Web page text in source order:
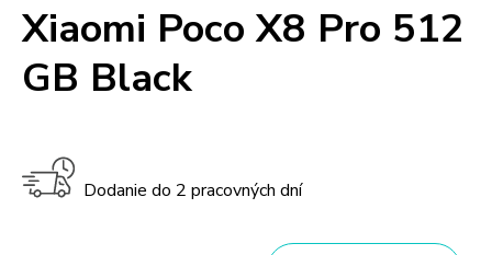
Xiaomi Poco X8 Pro 512
GB Black
Dodanie do 2 pracovných dní